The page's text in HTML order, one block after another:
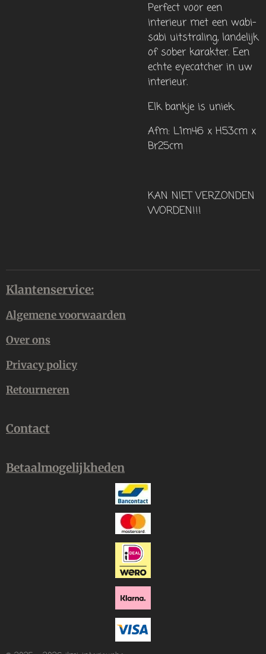
Perfect voor een
interieur met een wabi-
sabi uitstraling, landelijk
of sober karakter. Een
echte eyecatcher in uw
interieur.
Elk bankje is uniek.
Afm: L1m46 x H53cm x
Br25cm
KAN NIET VERZONDEN
WORDEN!!!
Klantenservice:
Algemene voorwaarden
Over ons
Privacy policy
Retourneren
Contact
Betaalmogelijkheden